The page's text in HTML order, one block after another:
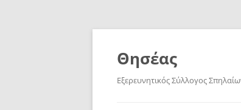
Skip
Θησέας
Εξερευνητικός Σύλλογος